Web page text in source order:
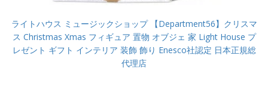
ライトハウス ミュージックショップ 【Department56】クリスマ
ス Christmas Xmas フィギュア 置物 オブジェ 家 Light House プ
レゼント ギフト インテリア 装飾 飾り Enesco社認定 日本正規総
代理店